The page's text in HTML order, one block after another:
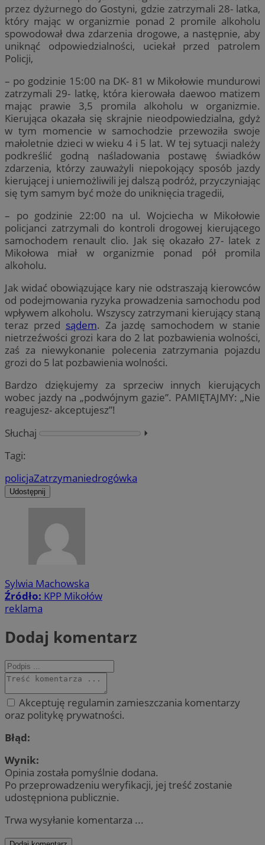
przez dyżurnego do Gostyni, gdzie zatrzymali 28- latka,
który mając w organizmie ponad 2 promile alkoholu
spowodował dwa zdarzenia drogowe, a następnie, aby
uniknąć odpowiedzialności, uciekał przed patrolem
Policji,
– po godzinie 15:00 na DK- 81 w Mikołowie mundurowi
zatrzymali 29- latkę, która kierowała daewoo matizem
mając prawie 3,5 promila alkoholu w organizmie.
Kierująca okazała się skrajnie nieodpowiedzialna, gdyż
w tym momencie w samochodzie przewoziła swoje
małoletnie dzieci w wieku 4 i 5 lat. W tej sytuacji należy
podkreślić godną naśladowania postawę świadków
zdarzenia, którzy zauważyli niepokojący sposób jazdy
kierującej i uniemożliwili jej dalszą podróż, przyczyniając
się tym samym być może do uniknięcia tragedii,
– po godzinie 22:00 na ul. Wojciecha w Mikołowie
policjanci zatrzymali do kontroli drogowej kierującego
samochodem renault clio. Jak się okazało 27- latek z
Mikołowa miał w organizmie ponad pół promila
alkoholu.
Jak widać obowiązujące kary nie odstraszają kierowców
od podejmowania ryzyka prowadzenia samochodu pod
wpływem alkoholu. Wszyscy zatrzymani kierujący staną
teraz przed sądem. Za jazdę samochodem w stanie
nietrzeźwości grozi kara do 2 lat pozbawienia wolności,
zaś za niewykonanie polecenia zatrzymania pojazdu
grozi do 5 lat pozbawienia wolności.
Bardzo dziękujemy za sprzeciw innych kierujących
wobec jazdy na „podwójnym gazie”. PAMIĘTAJMY: „Nie
reagujesz- akceptujesz”!
Słuchaj
⏵︎
Tagi:
policjaZatrzymaniedrogówka
Udostępnij
Sylwia Machowska
Źródło: KPP Mikołów
reklama
Dodaj komentarz
Akceptuję regulamin zamieszczania komentarzy
oraz politykę prywatności.
Błąd:
Wynik:
Opinia została pomyślnie dodana.
Po przeprowadzeniu weryfikacji, jej treść zostanie
udostępniona publicznie.
Trwa wysyłanie komentarza ...